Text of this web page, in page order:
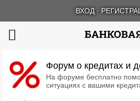
ВХОД ·
Форум о кредитах и
На форуме бесплатно
ситуациях с вашими